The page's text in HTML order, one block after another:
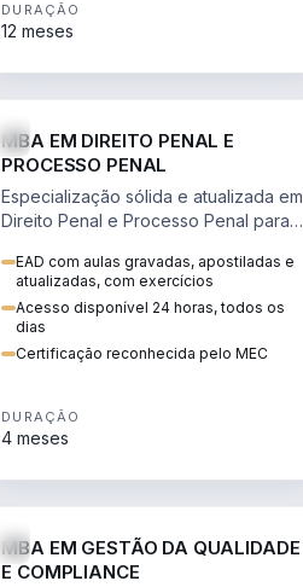
DURAÇÃO
12 meses
MBA EM DIREITO PENAL E
PROCESSO PENAL
Especialização sólida e atualizada em
Direito Penal e Processo Penal para a
jurídicos.
EAD com aulas gravadas, apostiladas e
atualizadas, com exercícios
Acesso disponível 24 horas, todos os
dias
Certificação reconhecida pelo MEC
DURAÇÃO
4 meses
MBA EM GESTÃO DA QUALIDADE
E COMPLIANCE